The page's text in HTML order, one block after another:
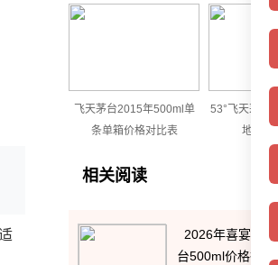
飞天茅台2015年500ml单
条单箱价格对比表
53°飞天茅台
地区行
相关阅读
2026年喜宴中国
台500ml价格行...